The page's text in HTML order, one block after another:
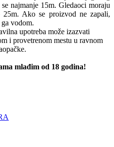
najmanje 15m. Gledaoci moraju
Ako se proizvod ne zapali,
vodom.
upotreba može izazvati
i provetrenom mestu u ravnom
mlađim od 18 godina!